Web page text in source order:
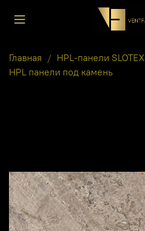
Главная
HPL-панели SLOTEX
HPL панели под камень